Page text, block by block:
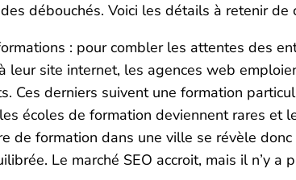
débouchés. Voici les détails à retenir de
: pour combler les attentes des
leur site internet, les agences web
Ces derniers suivent une formation
écoles de formation deviennent rares et
de formation dans une ville se révèle
Le marché SEO accroit, mais il n’y a